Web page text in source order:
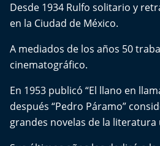
Conecta Vida
El Mejor País de Chile
Te invito a tomar once
Bío Bío en Ruta
Desde 1934 Rulfo solitario y
en la Ciudad de México.
A mediados de los años 50
cinematográfico.
En 1953 publicó “El llano en
después “Pedro Páramo”
grandes novelas de la literatura